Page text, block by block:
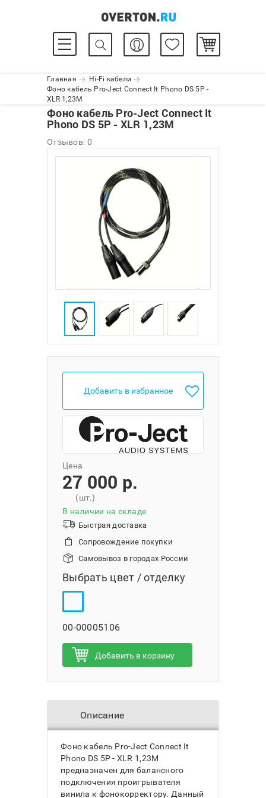
Главная
Hi-Fi кабели
Фоно кабель Pro-Ject Connect It Phono DS 5P -
XLR 1,23M
Фоно кабель Pro-Ject Connect It
Phono DS 5P - XLR 1,23M
Отзывов: 0
Добавить в избранное
Цена
27 000 p.
(шт.)
В наличии на складе
Быстрая доставка
Сопровождение покупки
Самовывоз в городах России
Выбрать цвет / отделку
00-00005106
Добавить в корзину
Описание
Фоно кабель Pro-Ject Connect It
Phono DS 5P - XLR 1,23M
предназначен для балансного
подключения проигрывателя
винила к фонокорректору. Данный